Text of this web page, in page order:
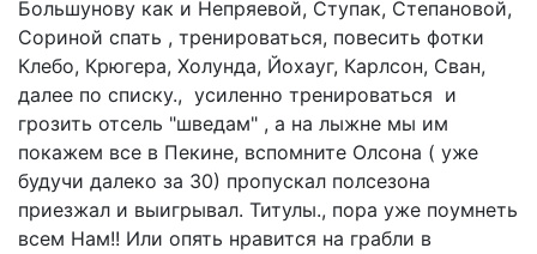
Большунову как и Непряевой, Ступак, Степановой,
Сориной спать , тренироваться, повесить фотки
Клебо, Крюгера, Холунда, Йохауг, Карлсон, Сван,
далее по списку., усиленно тренироваться и
грозить отсель "шведам" , а на лыжне мы им
покажем все в Пекине, вспомните Олсона ( уже
будучи далеко за 30) пропускал полсезона
приезжал и выигрывал. Титулы., пора уже поумнеть
всем Нам!! Или опять нравится на грабли в